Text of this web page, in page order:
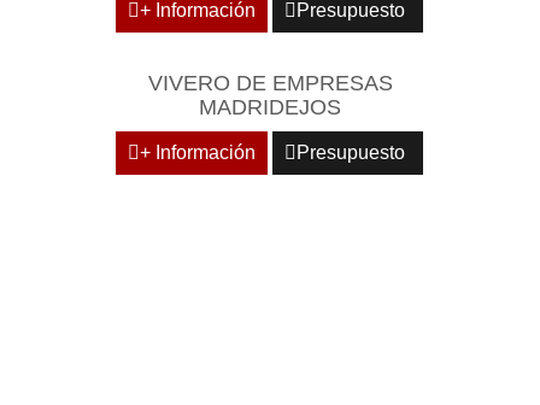
+ Información Presupuesto
VIVERO DE EMPRESAS
MADRIDEJOS
+ Información Presupuesto